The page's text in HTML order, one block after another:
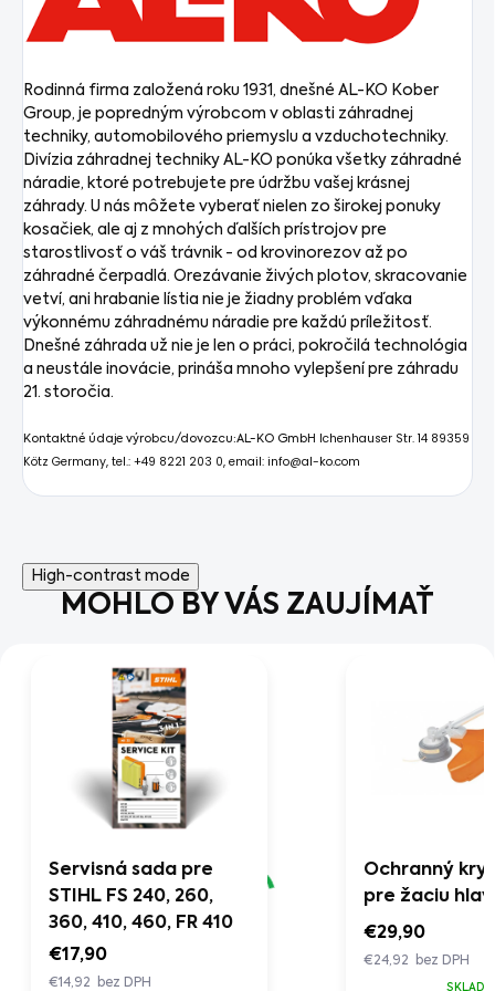
Rodinná firma založená roku 1931, dnešné AL-KO Kober
Group, je popredným výrobcom v oblasti záhradnej
techniky, automobilového priemyslu a vzduchotechniky.
Divízia záhradnej techniky AL-KO ponúka všetky záhradné
náradie, ktoré potrebujete pre údržbu vašej krásnej
záhrady. U nás môžete vyberať nielen zo širokej ponuky
kosačiek, ale aj z mnohých ďalších prístrojov pre
starostlivosť o váš trávnik - od krovinorezov až po
záhradné čerpadlá. Orezávanie živých plotov, skracovanie
vetví, ani hrabanie lístia nie je žiadny problém vďaka
výkonnému záhradnému náradie pre každú príležitosť.
Dnešné záhrada už nie je len o práci, pokročilá technológia
a neustále inovácie, prináša mnoho vylepšení pre záhradu
21. storočia.
Kontaktné údaje výrobcu/dovozcu:AL-KO GmbH Ichenhauser Str. 14 89359
Kötz Germany, tel.: +49 8221 203 0, email: info@al-ko.com
High-contrast mode
MOHLO BY VÁS ZAUJÍMAŤ
Servisná sada pre
STIHL FS 240, 260,
360, 410, 460, FR 410
€17,90
€14,92 bez DPH
Ochranný
pre žaciu
€29,90
€24,92 bez DPH